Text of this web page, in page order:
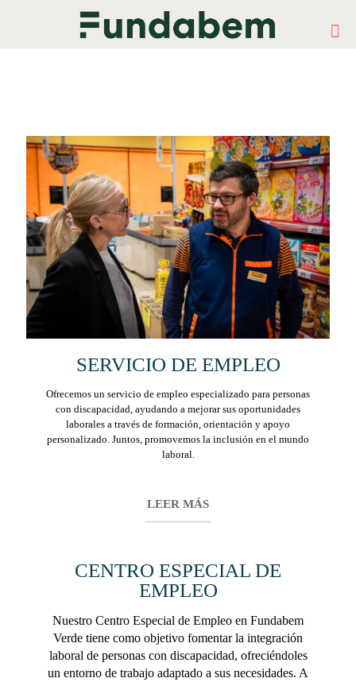
SERVICIO DE EMPLEO
Ofrecemos un servicio de empleo especializado para personas
con discapacidad, ayudando a mejorar sus oportunidades
laborales a través de formación, orientación y apoyo
personalizado. Juntos, promovemos la inclusión en el mundo
laboral.
LEER MÁS
CENTRO ESPECIAL DE
EMPLEO
Nuestro Centro Especial de Empleo en Fundabem
Verde tiene como objetivo fomentar la integración
laboral de personas con discapacidad, ofreciéndoles
un entorno de trabajo adaptado a sus necesidades. A